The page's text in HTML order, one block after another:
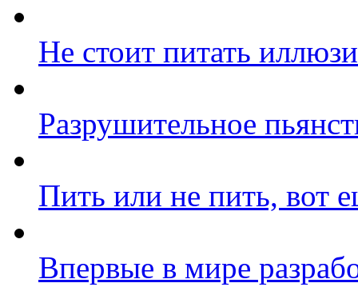
Не стоит питать
Разрушительное
Пить или не пить, вот
Впервые в мире